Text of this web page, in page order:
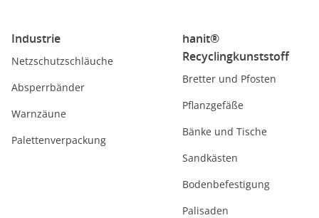
Industrie
Netzschutzschläuche
Absperrbänder
Warnzäune
Palettenverpackung
hanit®
Recyclingkunststoff
Bretter und Pfosten
Pflanzgefäße
Bänke und Tische
Sandkästen
Bodenbefestigung
Palisaden